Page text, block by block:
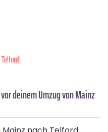
Telford
deinem Umzug von Mainz